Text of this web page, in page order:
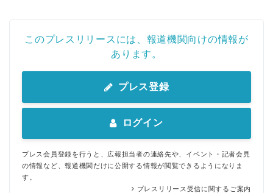
このプレスリリースには、報道機関向けの情報が
あります。
プレス登録
ログイン
プレス会員登録を行うと、広報担当者の連絡先や、イベント・記者会見
の情報など、報道機関だけに公開する情報が閲覧できるようになりま
す。
プレスリリース受信に関するご案内